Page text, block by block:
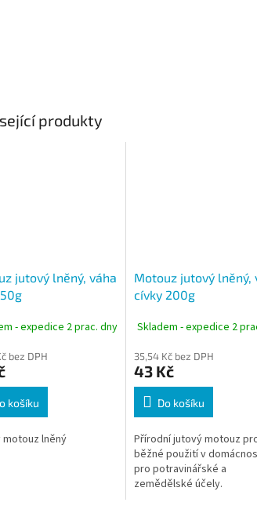
produkty
jutový lněný, váha
- expedice 2 prac. dny
bez DPH
košíku
motouz lněný
Motouz jutový lněný,
cívky 200g
Skladem - expedice 2
35,54 Kč bez DPH
43 Kč
Do košíku
Přírodní jutový motouz
běžné použití v
pro potravinářské a
zemědělské účely.